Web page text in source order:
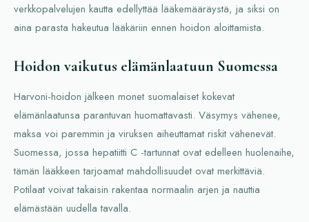
verkkopalvelujen kautta edellyttää lääkemääräystä, ja siksi on
aina parasta hakeutua lääkäriin ennen hoidon aloittamista.
Hoidon vaikutus elämänlaatuun Suomessa
Harvoni-hoidon jälkeen monet suomalaiset kokevat
elämänlaatunsa parantuvan huomattavasti. Väsymys vähenee,
maksa voi paremmin ja viruksen aiheuttamat riskit vähenevät.
Suomessa, jossa hepatiitti C -tartunnat ovat edelleen huolenaihe,
tämän lääkkeen tarjoamat mahdollisuudet ovat merkittäviä.
Potilaat voivat takaisin rakentaa normaalin arjen ja nauttia
elämästään uudella tavalla.